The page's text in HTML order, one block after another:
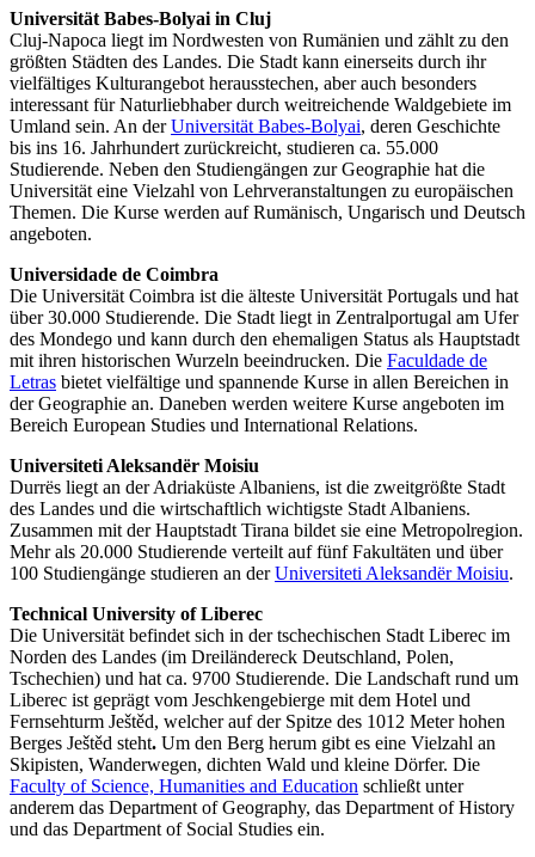
Universität Babes-Bolyai in Cluj
Cluj-Napoca liegt im Nordwesten von Rumänien und zählt zu den
größten Städten des Landes. Die Stadt kann einerseits durch ihr
vielfältiges Kulturangebot herausstechen, aber auch besonders
interessant für Naturliebhaber durch weitreichende Waldgebiete im
Umland sein. An derUniversität Babes-Bolyai, deren Geschichte
bis ins 16. Jahrhundert zurückreicht, studieren ca. 55.000
Studierende. Neben den Studiengängen zur Geographie hat die
Universität eine Vielzahl von Lehrveranstaltungen zu europäischen
Themen. Die Kurse werden auf Rumänisch, Ungarisch und Deutsch
angeboten.
Universidade de Coimbra
Die Universität Coimbra ist die älteste Universität Portugals und hat
über 30.000 Studierende. Die Stadt liegt in Zentralportugal am Ufer
des Mondego und kann durch den ehemaligen Status als Hauptstadt
mit ihren historischen Wurzeln beeindrucken. Die Faculdade de
Letras bietet vielfältige und spannende Kurse in allen Bereichen in
der Geographie an. Daneben werden weitere Kurse angeboten im
Bereich European Studies und International Relations.
Universiteti Aleksandër Moisiu
Durrës liegt an der Adriaküste Albaniens, ist die zweitgrößte Stadt
des Landes und die wirtschaftlich wichtigste Stadt Albaniens.
Zusammen mit der Hauptstadt Tirana bildet sie eine Metropolregion.
Mehr als 20.000 Studierende verteilt auf fünf Fakultäten und über
100 Studiengänge studieren an derUniversiteti Aleksandër Moisiu.
Technical University of Liberec
Die Universität befindet sich in der tschechischen Stadt Liberec im
Norden des Landes (im Dreiländereck Deutschland, Polen,
Tschechien) und hat ca. 9700 Studierende. Die Landschaft rund um
Liberec ist geprägt vom Jeschkengebierge mit dem Hotel und
Fernsehturm Ještěd, welcher auf der Spitze des 1012 Meter hohen
Berges Ještěd steht. Um den Berg herum gibt es eine Vielzahl an
Skipisten, Wanderwegen, dichten Wald und kleine Dörfer. Die
Faculty of Science, Humanities and Education schließt unter
anderem das Department of Geography, das Department of History
und das Department of Social Studies ein.